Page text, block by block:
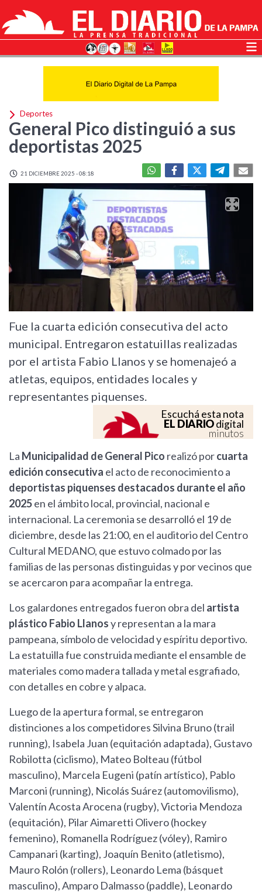
Deportes
General Pico distinguió a sus
deportistas 2025
21 DICIEMBRE 2025 - 08:18
Fue la cuarta edición consecutiva del acto
municipal. Entregaron estatuillas realizadas
por el artista Fabio Llanos y se homenajeó a
atletas, equipos, entidades locales y
representantes piquenses.
Escuchá esta nota
EL DIARIOdigital
minutos
La Municipalidad de General Pico realizó porcuarta
edición consecutiva el acto de reconocimiento a
deportistas piquenses destacados durante el año
2025en el ámbito local, provincial, nacional e
internacional. La ceremonia se desarrolló el 19 de
diciembre, desde las 21:00, en el auditorio del Centro
Cultural MEDANO, que estuvo colmado por las
familias de las personas distinguidas y por vecinos que
se acercaron para acompañar la entrega.
Los galardones entregados fueron obra del artista
plástico Fabio Llanosy representan a la mara
pampeana, símbolo de velocidad y espíritu deportivo.
La estatuilla fue construida mediante el ensamble de
materiales como madera tallada y metal esgrafiado,
con detalles en cobre y alpaca.
Luego de la apertura formal, se entregaron
distinciones a los competidores Silvina Bruno (trail
running), Isabela Juan (equitación adaptada), Gustavo
Robilotta (ciclismo), Mateo Bolteau (fútbol
masculino), Marcela Eugeni (patín artístico), Pablo
Marconi (running), Nicolás Suárez (automovilismo),
Valentín Acosta Arocena (rugby), Victoria Mendoza
(equitación), Pilar Aimaretti Olivero (hockey
femenino), Romanella Rodríguez (vóley), Ramiro
Campanari (karting), Joaquín Benito (atletismo),
Mauro Rolón (rollers), Leonardo Lema (básquet
masculino), Amparo Dalmasso (paddle), Leonardo